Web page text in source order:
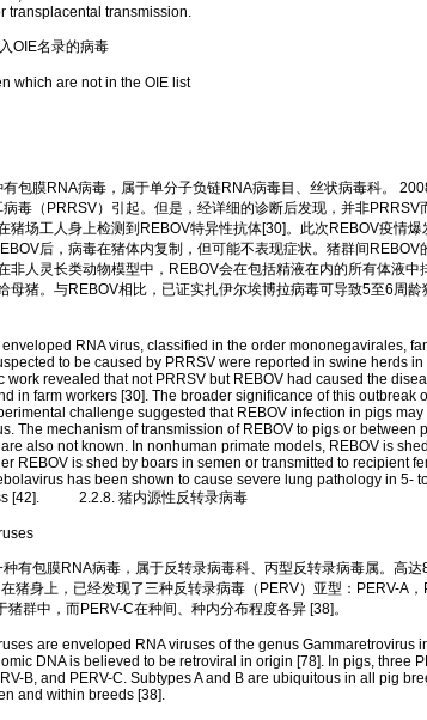
transplacental transmission.
OIE名录的病毒
are not in the OIE list
膜RNA病毒，属于单分子负链RNA病毒目、丝状病毒科。
毒（PRRSV）引起。但是，经详细的诊断后发现，并非PRRSV
猪场工人身上检测到REBOV特异性抗体[30]。此次REBOV疫情爆
后，病毒在猪体内复制，但可能不表现症状。猪群间REBOV
非人灵长类动物模型中，REBOV会在包括精液在内的所有体液中
母猪。与REBOV相比，已证实扎伊尔埃博拉病毒可导致5至6周龄
RNA virus, classified in the order mononegavirales,
to be caused by PRRSV were reported in swine herds
work revealed that not PRRSV but REBOV had caused the
in farm workers [30]. The broader significance of this outbreak
challenge suggested that REBOV infection in pigs
The mechanism of transmission of REBOV to pigs or between
also not known. In nonhuman primate models, REBOV is
REBOV is shed by boars in semen or transmitted to recipient
has been shown to cause severe lung pathology in 5-
[42]. 2.2.8. 猪内源性反转录病毒
包膜RNA病毒，属于反转录病毒科、丙型反转录病毒属。高达
猪身上，已经发现了三种反转录病毒（PERV）亚型：PERV-A，
猪群中，而PERV-C在种间、种内分布程度各异 [38]。
are enveloped RNA viruses of the genus Gammaretrovirus
DNA is believed to be retroviral in origin [78]. In pigs, three
B, and PERV-C. Subtypes A and B are ubiquitous in all pig
and within breeds [38].